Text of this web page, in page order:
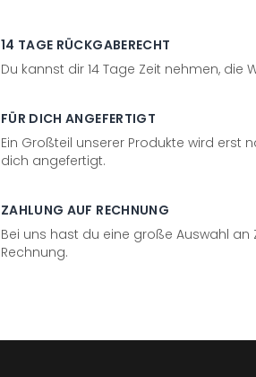
14 TAGE RÜCKGABERECHT
Du kannst dir 14 Tage Zeit nehmen,
FÜR DICH ANGEFERTIGT
Ein Großteil unserer Produkte wird erst
dich angefertigt.
ZAHLUNG AUF RECHNUNG
Bei uns hast du eine große Auswahl
Rechnung.